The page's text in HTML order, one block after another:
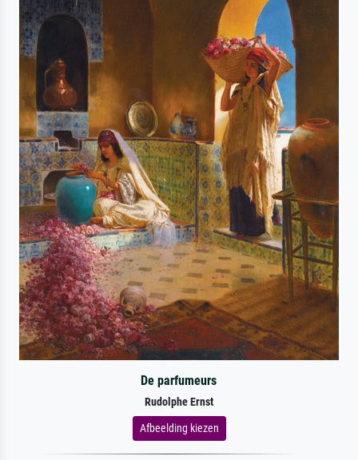
De parfumeurs
Rudolphe Ernst
Afbeelding kiezen